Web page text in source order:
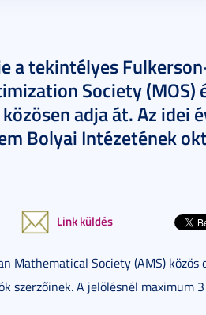
a tekintélyes
Society (MOS)
adja át. Az idei
Bolyai Intézetének
Link küldés
Mathematical Society (AMS) közös
szerzőinek. A jelölésnél maximum